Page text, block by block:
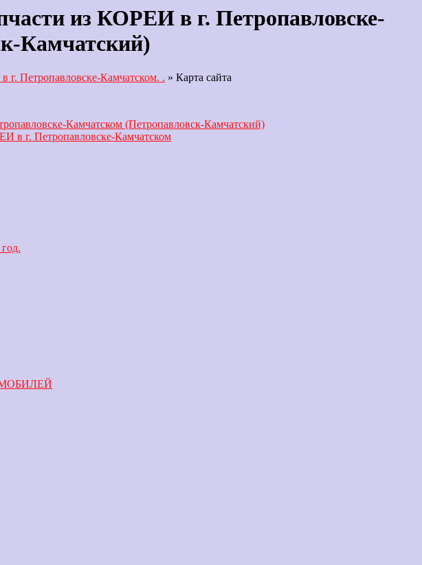
из КОРЕИ в г. Петропавловске-
Камчатский)
г. Петропавловске-Камчатском. . » Карта сайта
Камчатском (Петропавловск-Камчатский)
в г. Петропавловске-Камчатском